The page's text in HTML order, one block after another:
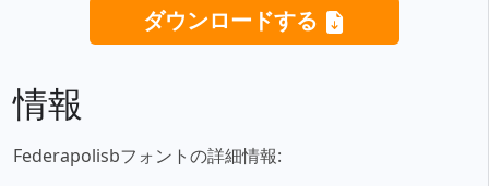
ダウンロードする
情報
Federapolisbフォントの詳細情報: